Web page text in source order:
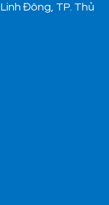
Đông, TP. Thủ